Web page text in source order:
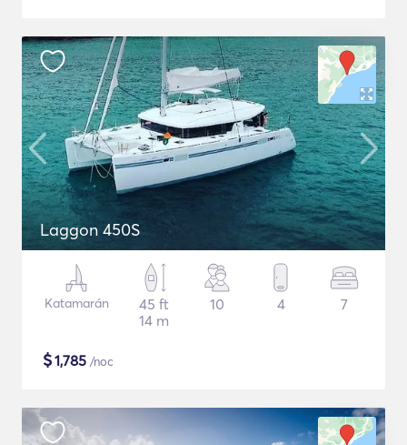
Laggon 450S
Katamarán
45 ft
14 m
10 4 7
$1,785 /noc